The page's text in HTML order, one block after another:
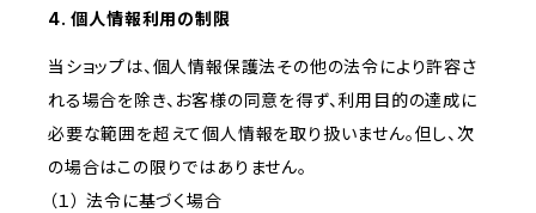
4. 個人情報利用の制限
当ショップは、個人情報保護法その他の法令により許容さ
れる場合を除き、お客様の同意を得ず、利用目的の達成に
必要な範囲を超えて個人情報を取り扱いません。但し、次
の場合はこの限りではありません。
（１） 法令に基づく場合